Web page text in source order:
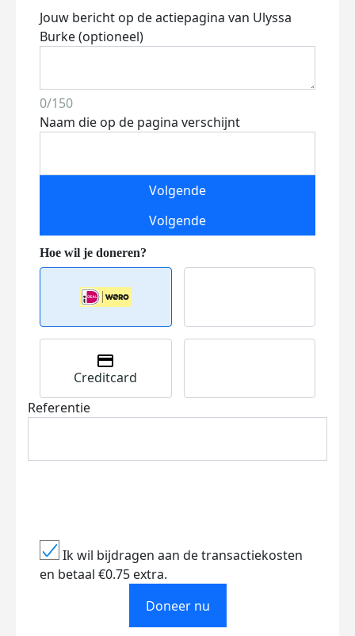
Jouw bericht op de actiepagina van Ulyssa
Burke (optioneel)
0/150
Naam die op de pagina verschijnt
Volgende
Volgende
Creditcard
Referentie
Ik wil bijdragen aan de transactiekosten
en betaal €0.75 extra.
Doneer nu